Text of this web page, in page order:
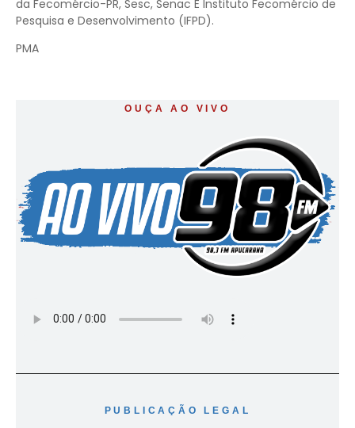
da Fecomércio-PR, Sesc, Senac E Instituto Fecomércio de
Pesquisa e Desenvolvimento (IFPD).
PMA
OUÇA AO VIVO
PUBLICAÇÃO LEGAL